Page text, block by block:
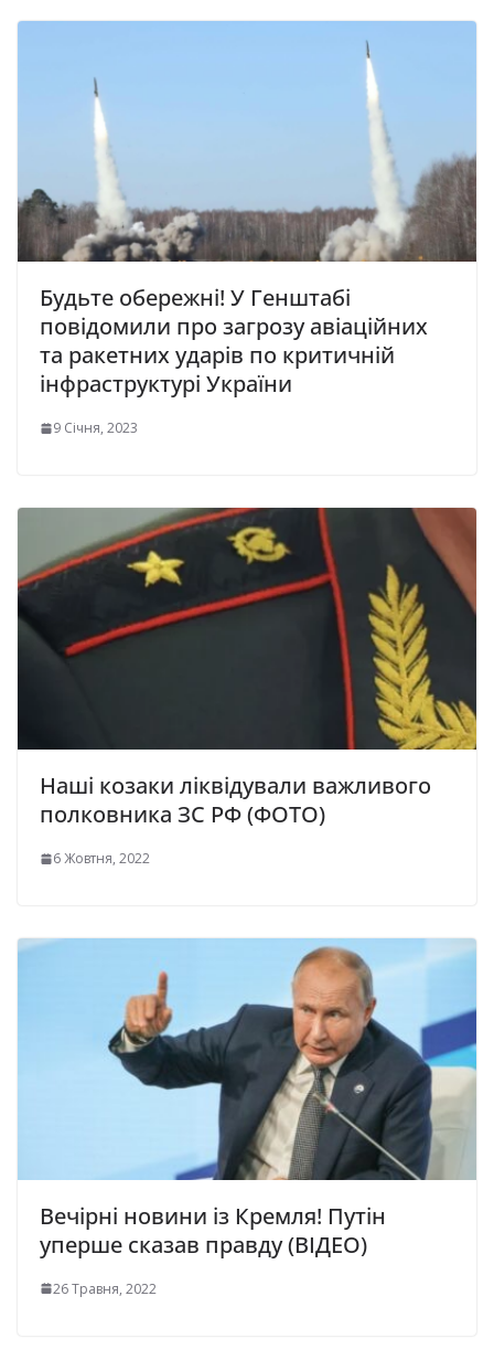
Будьте обережні! У Генштабі
повідомили про загрозу авіаційних
та ракетних ударів по критичній
інфраструктурі України
9 Січня, 2023
Наші козаки ліквідували важливого
полковника ЗС РФ (ФОТО)
6 Жовтня, 2022
Вечірні новини із Кремля! Путін
уперше сказав правду (ВІДЕО)
26 Травня, 2022